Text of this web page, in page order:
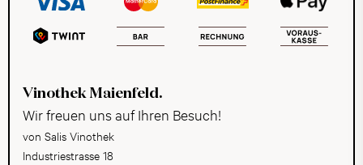
Vinothek Maienfeld.
Wir freuen uns auf Ihren Besuch!
von Salis Vinothek
Industriestrasse 18